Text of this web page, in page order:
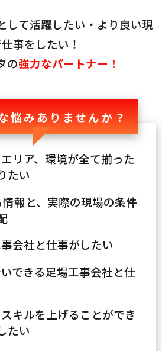
して活躍したい・より良い現
事をしたい！
の強力なパートナー！
悩みありませんか？
リア、環境が全て揃った
たい
報と、実際の現場の条件
会社と仕事がしたい
できる足場工事会社と仕
キルを上げることができ
たい